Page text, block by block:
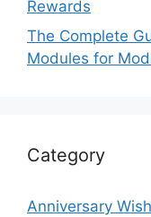
Rewards
The Complete
Modules for
Category
Anniversary